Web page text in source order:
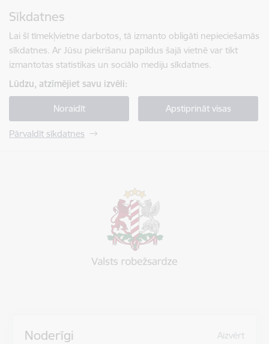
Sīkdatnes
Lai šī tīmekļvietne darbotos, tā izmanto obligāti nepieciešamās
sīkdatnes. Ar Jūsu piekrišanu papildus šajā vietnē var tikt
izmantotas statistikas un sociālo mediju sīkdatnes.
Lūdzu, atzīmējiet savu izvēli:
Noraidīt Apstiprināt visas
Pārvaldīt sīkdatnes
Noderīgi Aizvērt